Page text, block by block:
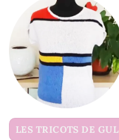
LES TRICOTS DE GUL